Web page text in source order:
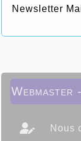
Newsletter
Webmaster
Nous